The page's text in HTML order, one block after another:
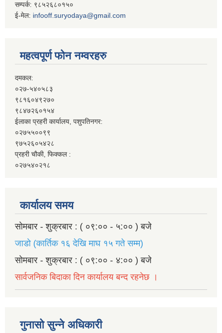
सम्पर्क: ९८५२६८०१५०
ई-मेल: infooff.suryodaya@gmail.com
महत्वपूर्ण फोन नम्वरहरु
दमकल:
०२७-५४०५८३
९८१६०४९२७०
९८४७२६०१५४
ईलाका प्रहरी कार्यालय, पशुपतिनगर:
०२७५५००९९
९७५२६०५४२८
प्रहरी चौकी, फिक्कल :
०२७५४०२१८
कार्यालय समय
सोमबार - शुक्रबार : ( ०९:०० - ५:०० ) बजे
जाडो (कार्तिक १६ देखि माघ १५ गते सम्म)
सोमबार - शुक्रबार : ( ०९:०० - ४:०० ) बजे
सार्वजनिक बिदाका दिन कार्यालय बन्द रहनेछ ।
गुनासो सुन्ने अधिकारी